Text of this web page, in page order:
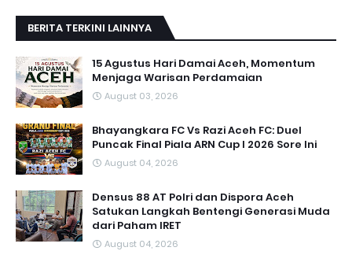
BERITA TERKINI LAINNYA
15 Agustus Hari Damai Aceh, Momentum
Menjaga Warisan Perdamaian
August 03, 2026
Bhayangkara FC Vs Razi Aceh FC: Duel
Puncak Final Piala ARN Cup I 2026 Sore Ini
August 04, 2026
Densus 88 AT Polri dan Dispora Aceh
Satukan Langkah Bentengi Generasi Muda
dari Paham IRET
August 04, 2026